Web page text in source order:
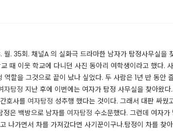
월. 35회. ​채널A 의 실화극 드라마한 남자가 탐정사무실을
때 이웃 학교에 다니던 사진 동아리 여학생이라고 했다.
역할을 그것으로 끝이 났나 싶었다. 두 사람은 1년 반 동안
자탐정 지난 후에 이번에는 여자가 탐정 사무실을 찾아왔
호사를 여자탐정 성추행 했다는 것이다. 그래서 대판 싸
정은 백방으로 남자를 여자탐정 수소문했다. 그런데 여자
나가면서 차를 가져갔다면 사기꾼이구나.​탐정이 차를 찾